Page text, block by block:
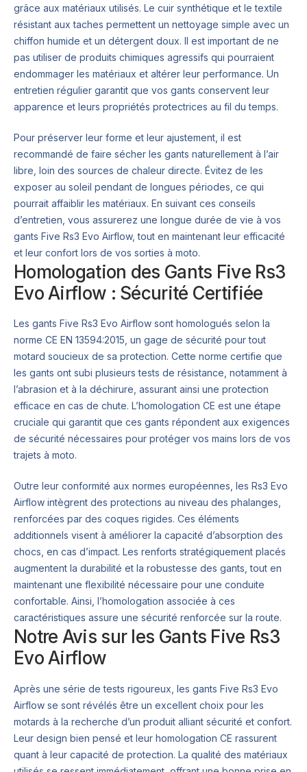
grâce aux matériaux utilisés. Le cuir synthétique et le textile
résistant aux taches permettent un nettoyage simple avec un
chiffon humide et un détergent doux. Il est important de ne
pas utiliser de produits chimiques agressifs qui pourraient
endommager les matériaux et altérer leur performance. Un
entretien régulier garantit que vos gants conservent leur
apparence et leurs propriétés protectrices au fil du temps.
Pour préserver leur forme et leur ajustement, il est
recommandé de faire sécher les gants naturellement à l’air
libre, loin des sources de chaleur directe. Évitez de les
exposer au soleil pendant de longues périodes, ce qui
pourrait affaiblir les matériaux. En suivant ces conseils
d’entretien, vous assurerez une longue durée de vie à vos
gants Five Rs3 Evo Airflow, tout en maintenant leur efficacité
et leur confort lors de vos sorties à moto.
Homologation des Gants Five Rs3
Evo Airflow : Sécurité Certifiée
Les gants Five Rs3 Evo Airflow sont homologués selon la
norme CE EN 13594:2015, un gage de sécurité pour tout
motard soucieux de sa protection. Cette norme certifie que
les gants ont subi plusieurs tests de résistance, notamment à
l’abrasion et à la déchirure, assurant ainsi une protection
efficace en cas de chute. L’homologation CE est une étape
cruciale qui garantit que ces gants répondent aux exigences
de sécurité nécessaires pour protéger vos mains lors de vos
trajets à moto.
Outre leur conformité aux normes européennes, les Rs3 Evo
Airflow intègrent des protections au niveau des phalanges,
renforcées par des coques rigides. Ces éléments
additionnels visent à améliorer la capacité d’absorption des
chocs, en cas d’impact. Les renforts stratégiquement placés
augmentent la durabilité et la robustesse des gants, tout en
maintenant une flexibilité nécessaire pour une conduite
confortable. Ainsi, l’homologation associée à ces
caractéristiques assure une sécurité renforcée sur la route.
Notre Avis sur les Gants Five Rs3
Evo Airflow
Après une série de tests rigoureux, les gants Five Rs3 Evo
Airflow se sont révélés être un excellent choix pour les
motards à la recherche d’un produit alliant sécurité et confort.
Leur design bien pensé et leur homologation CE rassurent
quant à leur capacité de protection. La qualité des matériaux